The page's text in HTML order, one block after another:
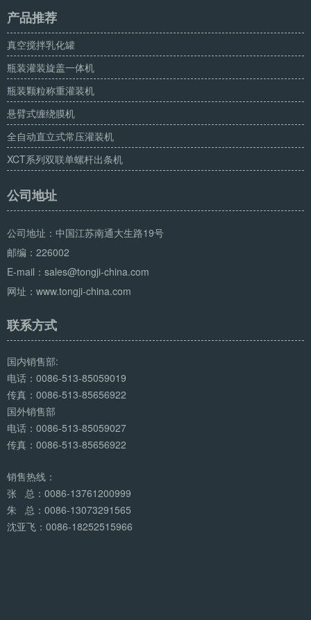
产品推荐
真空搅拌乳化罐
瓶装灌装旋盖一体机
瓶装颗粒称重灌装机
悬臂式缠绕膜机
全自动直立式常压灌装机
XCT系列双联单螺杆出条机
公司地址
公司地址：中国江苏南通大生路19号
邮编：226002
E-mail：sales@tongji-china.com
网址：www.tongji-china.com
联系方式
国内销售部:
电话：0086-513-85059019
传真：0086-513-85656922
国外销售部
电话：0086-513-85059027
传真：0086-513-85656922
销售热线：
张 总：0086-13761200999
朱 总：0086-13073291565
沈亚飞：0086-18252515966